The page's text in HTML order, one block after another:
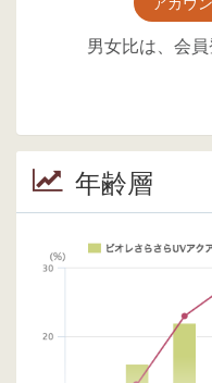
男女比は、会
年齢層